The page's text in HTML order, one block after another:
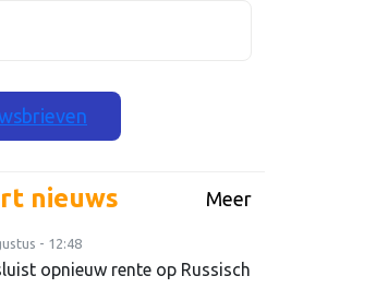
nieuws Meer
- 12:48
opnieuw rente op Russisch